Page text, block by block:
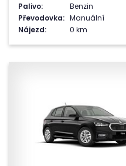
Palivo:
Benzin
Převodovka: Manuální
Nájezd:
0 km